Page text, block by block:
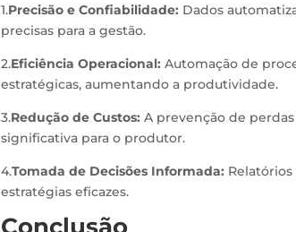
1.Precisão e Confiabilidade: Dados
precisas para a gestão.
2.Eficiência Operacional: Automação de
estratégicas, aumentando a produtividade.
3.Redução de Custos: A prevenção de
significativa para o produtor.
4.Tomada de Decisões Informada:
estratégias eficazes.